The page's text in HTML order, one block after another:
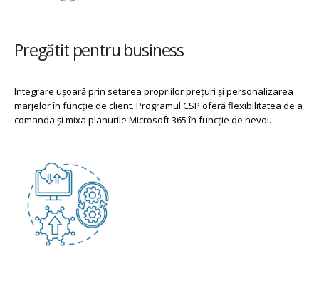
Pregătit pentru business
Integrare ușoară prin setarea propriilor prețuri și personalizarea
marjelor în funcție de client. Programul CSP oferă flexibilitatea de a
comanda și mixa planurile Microsoft 365 în funcție de nevoi.